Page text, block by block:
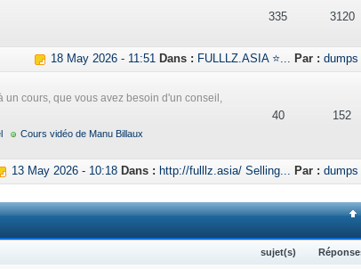
335 3120
18 May 2026 - 11:51 Dans : FULLLZ.ASIA ⭐... Par : dumps
cours, que vous avez besoin d'un conseil,
Cours vidéo de Manu Billaux
40 152
13 May 2026 - 10:18 Dans : http://fulllz.asia/ Selling... Par : dumps
sujet(s)